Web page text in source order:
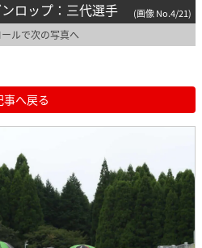
ロップ：三代選手 (画像 No.4/21)
ルで次の写真へ
事へ戻る